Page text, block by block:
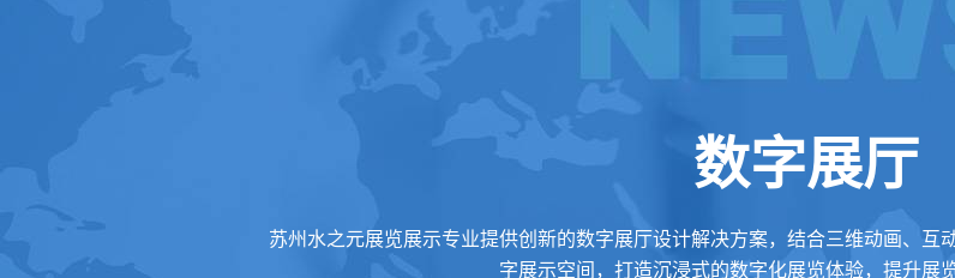
数字展厅
苏州水之元展览展示专业提供创新的数字展厅设计解决方案，结合三维动画、互
字展示空间，打造沉浸式的数字化展览体验，提升展